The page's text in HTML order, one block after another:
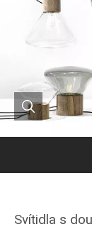
Svítidla s